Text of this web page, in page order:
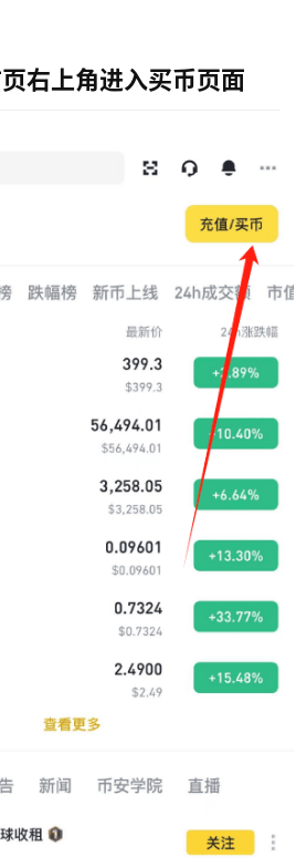
右上角进入买币页面